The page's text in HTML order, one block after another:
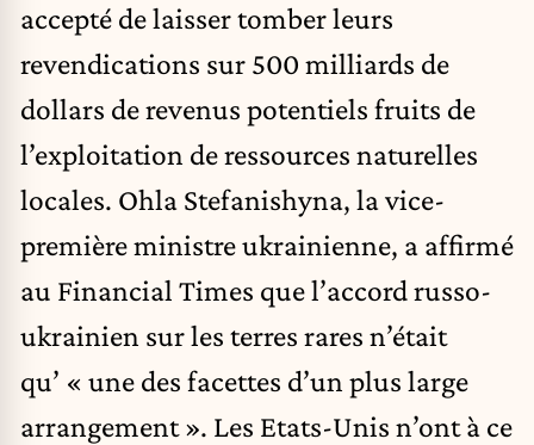
accepté de laisser tomber leurs
revendications sur 500 milliards de
dollars de revenus potentiels fruits de
l’exploitation de ressources naturelles
locales. Ohla Stefanishyna, la vice-
première ministre ukrainienne, a affirmé
au Financial Times que l’accord russo-
ukrainien sur les terres rares n’était
qu’ « une des facettes d’un plus large
arrangement ». Les Etats-Unis n’ont à ce